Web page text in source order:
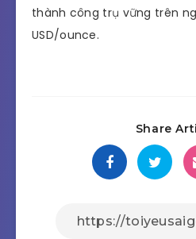
thành công trụ vững trên
USD/ounce.
Share